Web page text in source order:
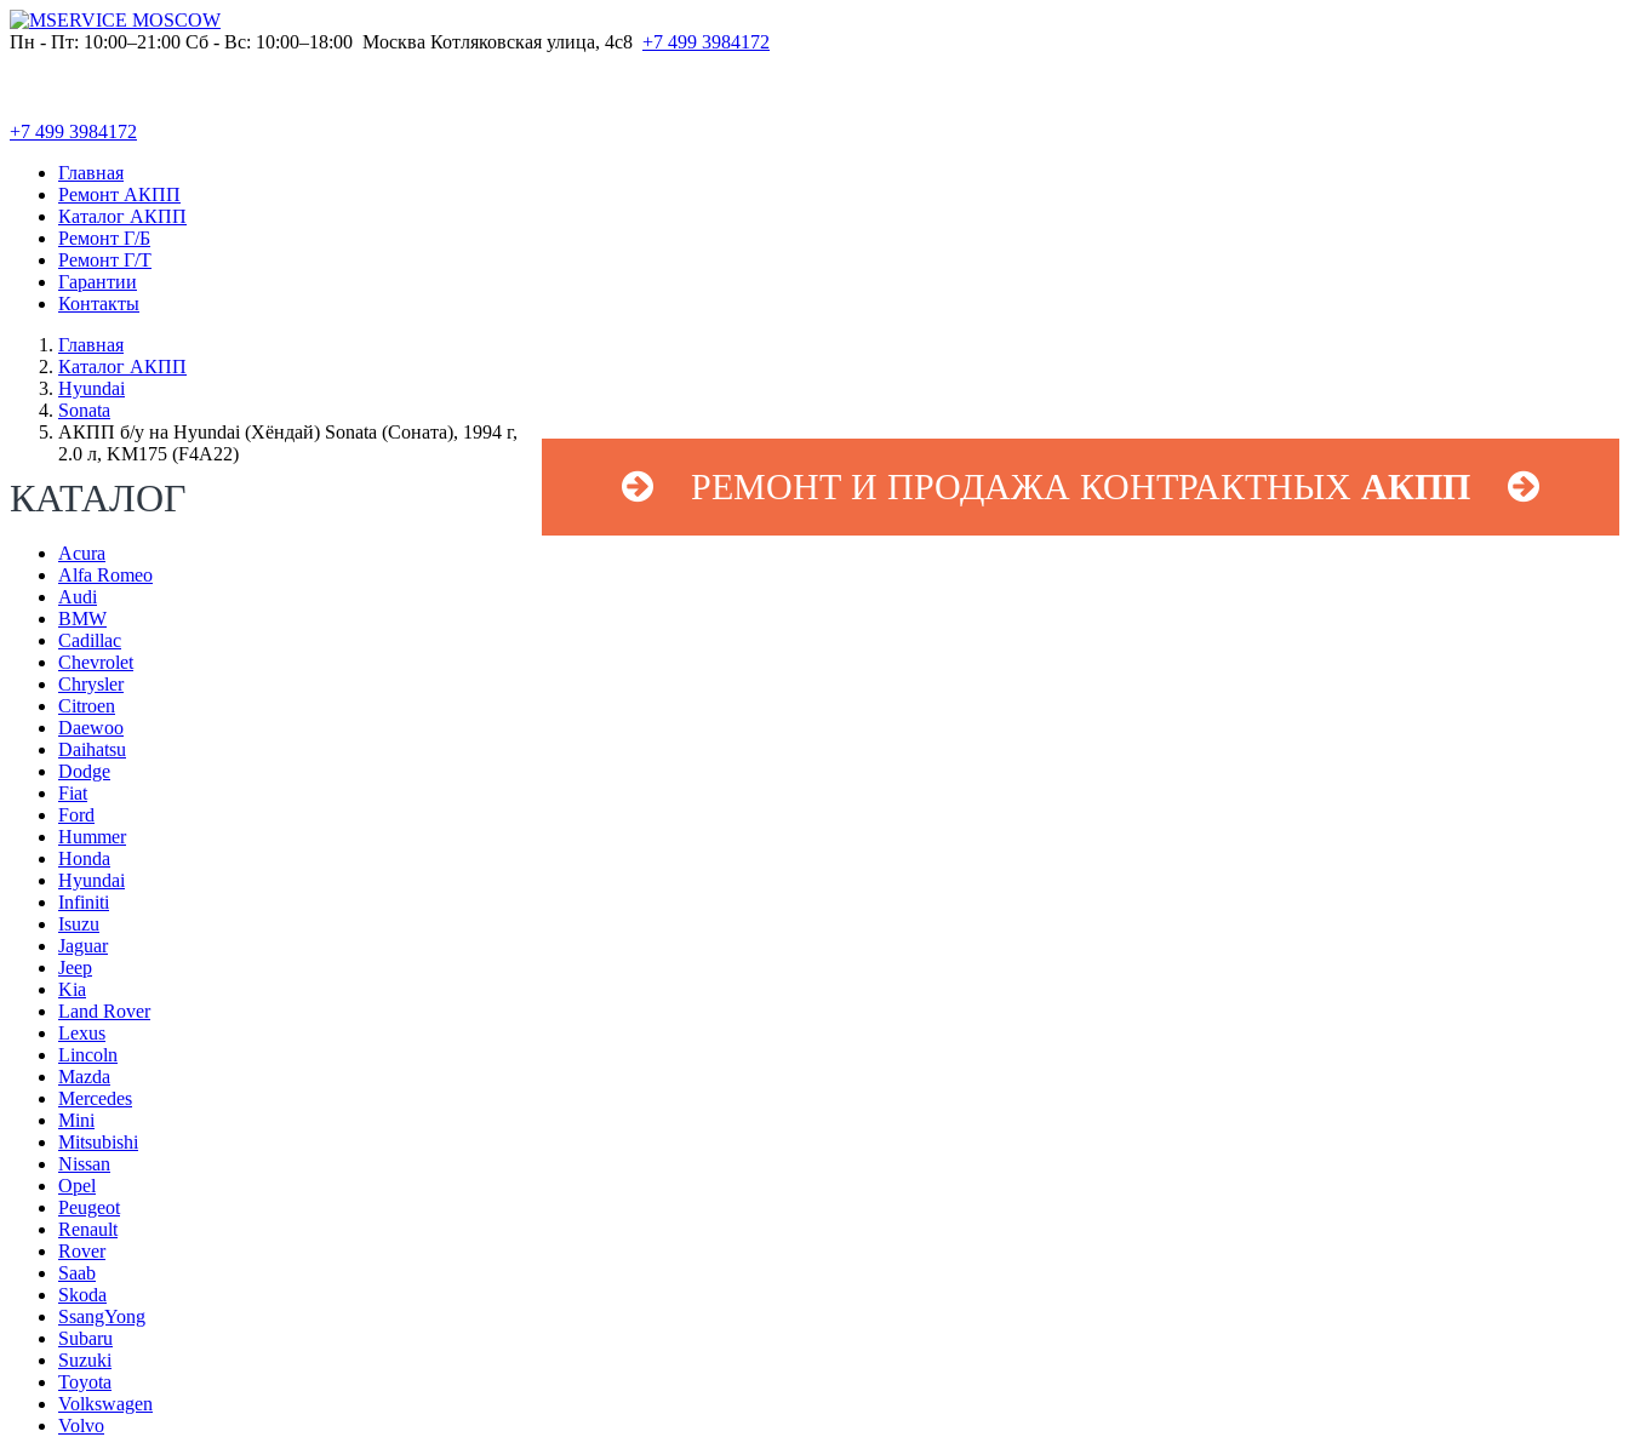
Пн - Пт: 10:00–21:00 Сб - Вс: 10:00–18:00 Москва Котляковская улица, 4с8 +7 499 3984172
РЕМОНТ И ПРОДАЖА КОНТРАКТНЫХ АКПП
+7 499 3984172
Главная
Ремонт АКПП
Каталог АКПП
Ремонт Г/Б
Ремонт Г/Т
Гарантии
Контакты
Главная
Каталог АКПП
Hyundai
Sonata
АКПП б/у на Hyundai (Хёндай) Sonata (Соната), 1994 г,
2.0 л, KM175 (F4A22)
КАТАЛОГ
Acura
Alfa Romeo
Audi
BMW
Cadillac
Chevrolet
Chrysler
Citroen
Daewoo
Daihatsu
Dodge
Fiat
Ford
Hummer
Honda
Hyundai
Infiniti
Isuzu
Jaguar
Jeep
Kia
Land Rover
Lexus
Lincoln
Mazda
Mercedes
Mini
Mitsubishi
Nissan
Opel
Peugeot
Renault
Rover
Saab
Skoda
SsangYong
Subaru
Suzuki
Toyota
Volkswagen
Volvo